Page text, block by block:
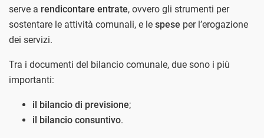
serve a rendicontare entrate, ovvero gli strumenti per
sostentare le attività comunali, e le spese per l’erogazione
dei servizi.
Tra i documenti del bilancio comunale, due sono i più
importanti:
il bilancio di previsione;
il bilancio consuntivo.